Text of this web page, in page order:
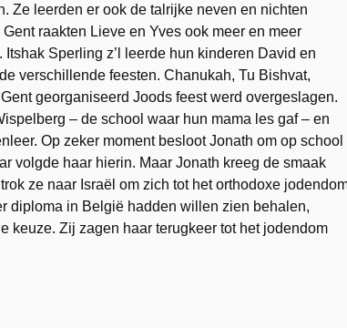
Ze leerden er ook de talrijke neven en nichten
raakten Lieve en Yves ook meer en meer
Sperling z’l leerde hun kinderen David en
verschillende feesten. Chanukah, Tu Bishvat,
georganiseerd Joods feest werd overgeslagen.
– de school waar hun mama les gaf – en
Op zeker moment besloot Jonath om op school
volgde haar hierin. Maar Jonath kreeg de smaak
ze naar Israël om zich tot het orthodoxe
diploma in België hadden willen zien behalen,
keuze. Zij zagen haar terugkeer tot het jodendom